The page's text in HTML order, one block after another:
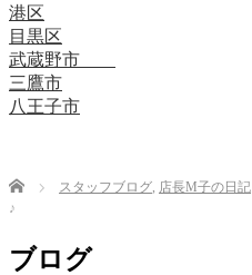
港区
目黒区
武蔵野市
三鷹市
八王子市
Home スタッフブログ, 店長M子の日記
♪
ブログ